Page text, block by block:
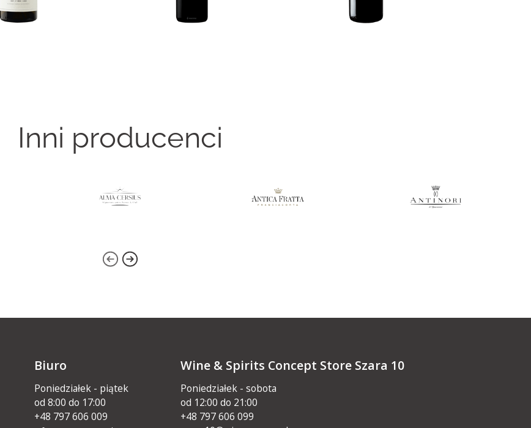
Inni producenci
Biuro
Poniedziałek - piątek
od 8:00 do 17:00
+48 797 606 009
Wine & Spirits Concept Store Szara 10
Poniedziałek - sobota
od 12:00 do 21:00
+48 797 606 099